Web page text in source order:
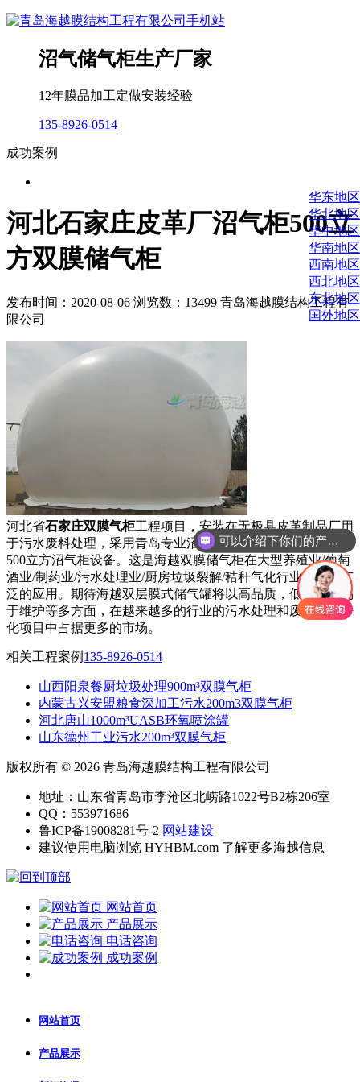
沼气储气柜生产厂家
12年膜品加工定做安装经验
135-8926-0514
成功案例
华东地区
华北地区
华中地区
华南地区
西南地区
西北地区
东北地区
国外地区
河北石家庄皮革厂沼气柜500立
方双膜储气柜
发布时间：2020-08-06 浏览数：13499 青岛海越膜结构工程有
限公司
河北省石家庄双膜气柜工程项目，安装在无极县皮革制品厂用
于污水废料处理，采用青岛专业沼气柜厂家定制加工生产的
500立方沼气柜设备。这是海越双膜储气柜在大型养殖业/葡萄
酒业/制药业/污水处理业/厨房垃圾裂解/秸秆气化行业得到了广
泛的应用。期待海越双层膜式储气罐将以高品质，低成本和易
于维护等多方面，在越来越多的行业的污水处理和废物环境净
化项目中占据更多的市场。
相关工程案例 135-8926-0514
山西阳泉餐厨垃圾处理900m³双膜气柜
内蒙古兴安盟粮食深加工污水200m3双膜气柜
河北唐山1000m³UASB环氧喷涂罐
山东德州工业污水200m³双膜气柜
版权所有 © 2026 青岛海越膜结构工程有限公司
地址：山东省青岛市李沧区北崂路1022号B2栋206室
QQ：553971686
鲁ICP备19008281号-2 网站建设
建议使用电脑浏览 HYHBM.com 了解更多海越信息
网站首页
产品展示
电话咨询
成功案例
网站首页
产品展示
可以介绍下你们的产品么？